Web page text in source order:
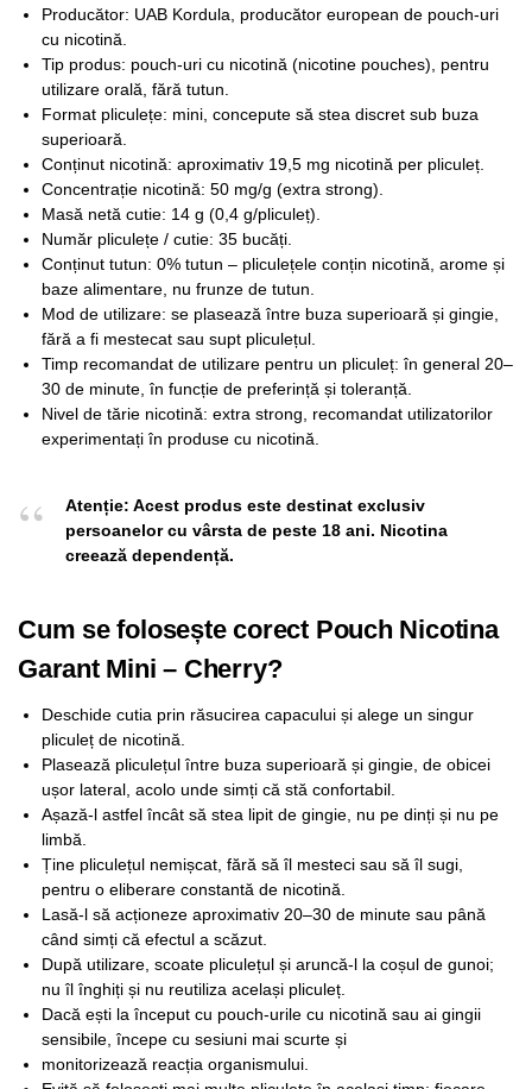
Producător: UAB Kordula, producător european de pouch-uri
cu nicotină.
Tip produs: pouch-uri cu nicotină (nicotine pouches), pentru
utilizare orală, fără tutun.
Format pliculețe: mini, concepute să stea discret sub buza
superioară.
Conținut nicotină: aproximativ 19,5 mg nicotină per pliculeț.
Concentrație nicotină: 50 mg/g (extra strong).
Masă netă cutie: 14 g (0,4 g/pliculeț).
Număr pliculețe / cutie: 35 bucăți.
Conținut tutun: 0% tutun – pliculețele conțin nicotină, arome și
baze alimentare, nu frunze de tutun.
Mod de utilizare: se plasează între buza superioară și gingie,
fără a fi mestecat sau supt pliculețul.
Timp recomandat de utilizare pentru un pliculeț: în general 20–
30 de minute, în funcție de preferință și toleranță.
Nivel de tărie nicotină: extra strong, recomandat utilizatorilor
experimentați în produse cu nicotină.
Atenție: Acest produs este destinat exclusiv
persoanelor cu vârsta de peste 18 ani. Nicotina
creează dependență.
Cum se folosește corect Pouch Nicotina
Garant Mini – Cherry?
Deschide cutia prin răsucirea capacului și alege un singur
pliculeț de nicotină.
Plasează pliculețul între buza superioară și gingie, de obicei
ușor lateral, acolo unde simți că stă confortabil.
Așază-l astfel încât să stea lipit de gingie, nu pe dinți și nu pe
limbă.
Ține pliculețul nemișcat, fără să îl mesteci sau să îl sugi,
pentru o eliberare constantă de nicotină.
Lasă-l să acționeze aproximativ 20–30 de minute sau până
când simți că efectul a scăzut.
După utilizare, scoate pliculețul și aruncă-l la coșul de gunoi;
nu îl înghiți și nu reutiliza același pliculeț.
Dacă ești la început cu pouch-urile cu nicotină sau ai gingii
sensibile, începe cu sesiuni mai scurte și
monitorizează reacția organismului.